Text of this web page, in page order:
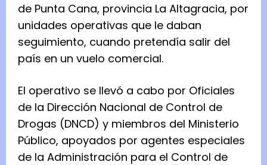
de Punta Cana, provincia La Altagracia, por
unidades operativas que le daban
seguimiento, cuando pretendía salir del
país en un vuelo comercial.
El operativo se llevó a cabo por Oficiales
de la Dirección Nacional de Control de
Drogas (DNCD) y miembros del Ministerio
Público, apoyados por agentes especiales
de la Administración para el Control de